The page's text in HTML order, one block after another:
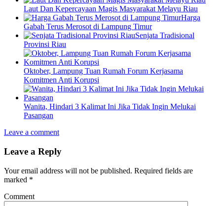
Laut Dan Kepercayaan Magis Masyarakat Melayu Riau
Harga
Gabah Terus Merosot di Lampung Timur
Senjata Tradisional
Provinsi Riau
Oktober, Lampung Tuan Rumah Forum Kerjasama
Komitmen Anti Korupsi
Wanita, Hindari 3 Kalimat Ini Jika Tidak Ingin Melukai
Pasangan
Leave a comment
Leave a Reply
Your email address will not be published. Required fields are
marked *
Comment